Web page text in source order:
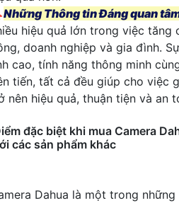
Những Thông tin Đáng quan
hiệu quả lớn trong việc tăng
doanh nghiệp và gia đình.
cao, tính năng thông minh
tiến, tất cả đều giúp cho việc
nên hiệu quả, thuận tiện và an
đặc biệt khi mua Camera
các sản phẩm khác
Dahua là một trong